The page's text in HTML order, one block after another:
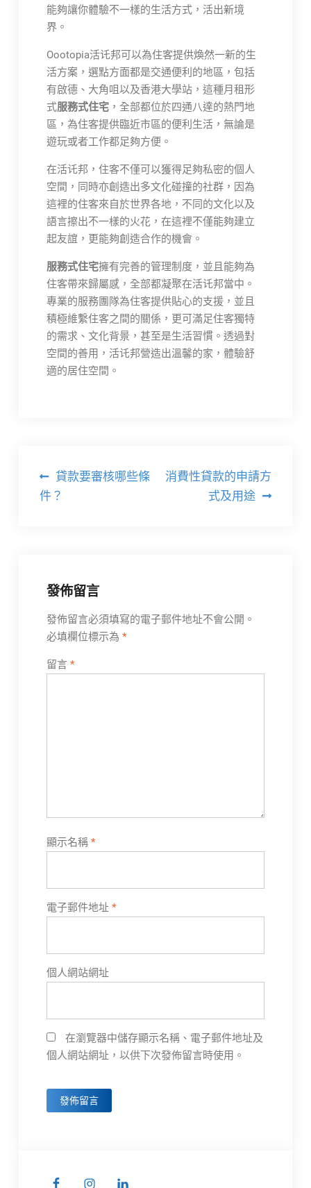
能夠讓你體驗不一樣的生活方式，活出新境
界。
Oootopia活讬邦可以為住客提供煥然一新的生
活方案，選點方面都是交通便利的地區，包括
有啟德、大角咀以及香港大學站，這種月租形
式服務式住宅，全部都位於四通八達的熱門地
區，為住客提供臨近市區的便利生活，無論是
遊玩或者工作都足夠方便。
在活讬邦，住客不僅可以獲得足夠私密的個人
空間，同時亦創造出多文化碰撞的社群，因為
這裡的住客來自於世界各地，不同的文化以及
語言擦出不一樣的火花，在這裡不僅能夠建立
起友誼，更能夠創造合作的機會。
服務式住宅擁有完善的管理制度，並且能夠為
住客帶來歸屬感，全部都凝聚在活讬邦當中。
專業的服務團隊為住客提供貼心的支援，並且
積極維繫住客之間的關係，更可滿足住客獨特
的需求、文化背景，甚至是生活習慣。透過對
空間的善用，活讬邦營造出溫馨的家，體驗舒
適的居住空間。
文
章
貸款要審核哪些條
件？
消費性貸款的申請方
式及用途
發佈留言
發佈留言必須填寫的電子郵件地址不會公開。
必填欄位標示為 *
留言 *
顯示名稱 *
電子郵件地址 *
個人網站網址
在瀏覽器中儲存顯示名稱、電子郵件地址及
個人網站網址，以供下次發佈留言時使用。